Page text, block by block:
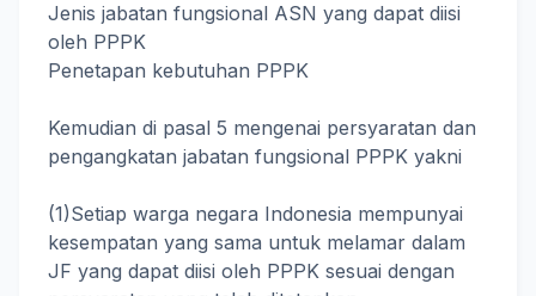
Jenis jabatan fungsional ASN yang dapat diisi
oleh PPPK
Penetapan kebutuhan PPPK
Kemudian di pasal 5 mengenai persyaratan dan
pengangkatan jabatan fungsional PPPK yakni
(1)Setiap warga negara Indonesia mempunyai
kesempatan yang sama untuk melamar dalam
JF yang dapat diisi oleh PPPK sesuai dengan